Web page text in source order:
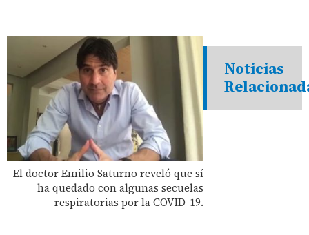
El doctor Emilio Saturno reveló que sí
ha quedado con algunas secuelas
respiratorias por la COVID-19.
Noticias